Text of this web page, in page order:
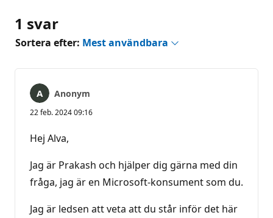
1 svar
Sortera efter: Mest användbara
Anonym
22 feb. 2024 09:16
Hej Alva,
Jag är Prakash och hjälper dig gärna med din
fråga, jag är en Microsoft-konsument som du.
Jag är ledsen att veta att du står inför det här